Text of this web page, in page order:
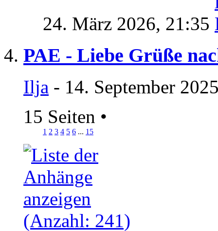
24. März 2026, 21:35
PAE - Liebe Grüße
Ilja - 14. September
15 Seiten •
1 2 3 4 5 6 ... 15